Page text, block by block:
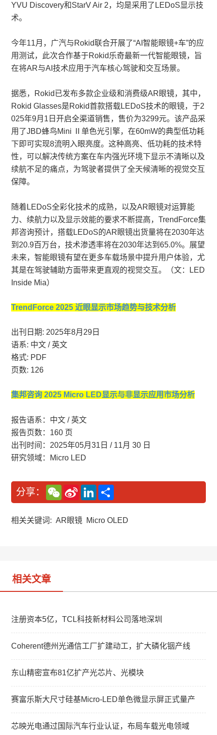
YVU Discovery和StarV Air 2，均是采用了LEDoS显示技
术。
今年11月，广汽与Rokid联合开展了“AI智能眼镜+车”的应
用测试，此次合作基于Rokid乐奇最新一代智能眼镜，旨
在将AR与AI技术应用于汽车核心驾驶和交互场景。
据悉，Rokid已发布多款企业级和消费级AR眼镜，其中，
Rokid Glasses是Rokid首款搭载LEDoS技术的眼镜，于2
025年9月1日开启全渠道销售，售价为3299元。该产品采
用了JBD蜂鸟Mini Ⅱ单色光引擎，在60mW的典型低功耗
下即可实现8流明入眼亮度。这种高亮、低功耗的技术特
性，可以解决传统方案在车内强光环境下显示不清晰以及
续航不足的痛点，为驾驶者提供了全天候清晰的视觉交互
保障。
随着LEDoS全彩化技术的成熟，以及AR眼镜对运算能
力、续航力以及显示效能的要求不断提高，TrendForce集
邦咨询预计，搭载LEDoS的AR眼镜出货量将在2030年达
到20.9百万台，技术渗透率将在2030年达到65.0%。展望
未来，智能眼镜有望在更多车载场景中提升用户体验，尤
其是在驾驶辅助方面带来更直观的视觉交互。（文：LED
Inside Mia）
TrendForce 2025 近眼显示市场趋势与技术分析
出刊日期: 2025年8月29日
语系: 中文 / 英文
格式: PDF
页数: 126
集邦咨询 2025 Micro LED显示与非显示应用市场分析
报告语系：中文 / 英文
报告页数：160 页
出刊时间：2025年05月31日 / 11月 30 日
研究领域：Micro LED
分享：
W
e
C
a
S
n
W
L
n
e
相关关键词: AR眼镜 Micro OLED
相关文章
注册资本5亿，TCL科技新材料公司落地深圳
Coherent德州光通信工厂扩建动工，扩大磷化铟产线
东山精密宣布81亿扩产光芯片、光模块
赛富乐斯大尺寸硅基Micro-LED单色微显示屏正式量产
芯映光电通过国际汽车行业认证，布局车载光电领域